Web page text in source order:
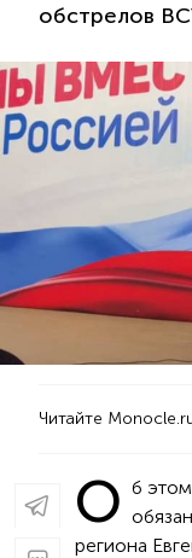
обстрелов
Читайте
О б
региона